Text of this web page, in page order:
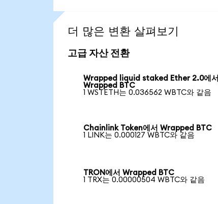
더 많은 변환 살펴보기
고급 자산 전환
Wrapped liquid staked Ether 2.0에서
Wrapped BTC
1 WSTETH는 0.036562 WBTC와 같음
Chainlink Token에서 Wrapped BTC
1 LINK는 0.000127 WBTC와 같음
TRON에서 Wrapped BTC
1 TRX는 0.00000504 WBTC와 같음